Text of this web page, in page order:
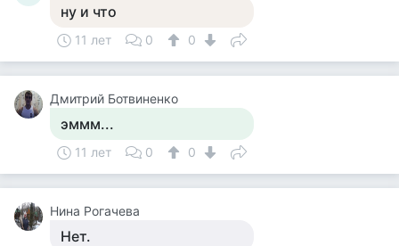
ну и что
11 лет 0 0
Дмитрий Ботвиненко
эммм...
11 лет 0 0
Нина Рогачева
Нет.